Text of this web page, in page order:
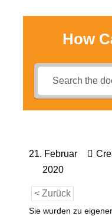
How
21. Februar
2020
< Zurück
Sie wurden zu